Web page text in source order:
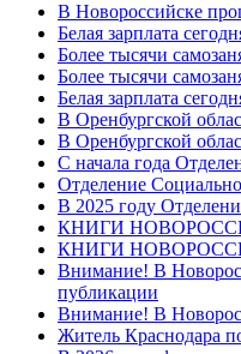
В Новороссийске
Белая зарплата
Более тысячи
Более тысячи
Белая зарплата
В Оренбургской
В Оренбургской
С начала года
Отделение
В 2025 году
КНИГИ
КНИГИ
Внимание! В
публикации
Внимание! В
Житель Краснодара